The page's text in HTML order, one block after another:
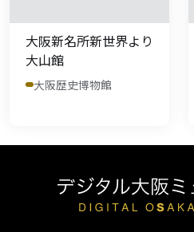
大阪新名所新世界より
大山館
大阪歴史博物館